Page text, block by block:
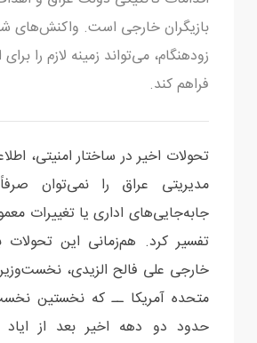
بازیگران خارجی است. واکنش‌های
زودهنگام، می‌تواند زمینه لازم را
فراهم کند.
تحولات اخیر در ساختار امنیتی،
مدیریتی عراق را نمی‌توان
جابه‌جایی‌های اداری یا تغییرات
تفسیر کرد. هم‌زمانی این
خارجی علی فالح الزیدی، نخست‌وزیر
متحده آمریکا ــ که نخستین
حدود دو دهه اخیر بعد از